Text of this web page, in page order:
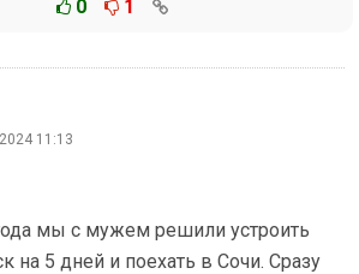
0 1
11:13
мы с мужем решили устроить
на 5 дней и поехать в Сочи. Сразу